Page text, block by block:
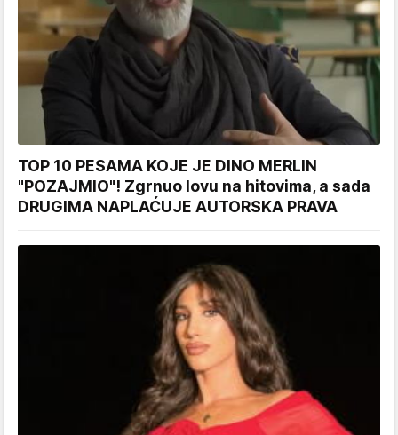
TOP 10 PESAMA KOJE JE DINO MERLIN
"POZAJMIO"! Zgrnuo lovu na hitovima, a sada
DRUGIMA NAPLAĆUJE AUTORSKA PRAVA